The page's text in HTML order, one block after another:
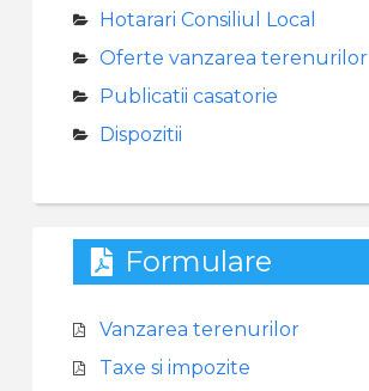
Hotarari Consiliul Local
Oferte vanzarea terenurilor
Publicatii casatorie
Dispozitii
Formulare
Vanzarea terenurilor
Taxe si impozite